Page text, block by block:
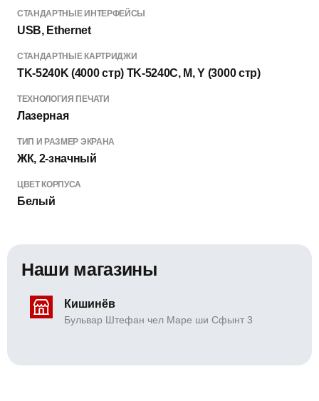
СТАНДАРТНЫЕ ИНТЕРФЕЙСЫ
USB, Ethernet
СТАНДАРТНЫЕ КАРТРИДЖИ
TK-5240K (4000 стр) TK-5240C, M, Y (3000 стр)
ТЕХНОЛОГИЯ ПЕЧАТИ
Лазерная
ТИП И РАЗМЕР ЭКРАНА
ЖК, 2-значный
ЦВЕТ КОРПУСА
Белый
Наши магазины
Кишинёв
Бульвар Штефан чел Маре ши Сфынт 3